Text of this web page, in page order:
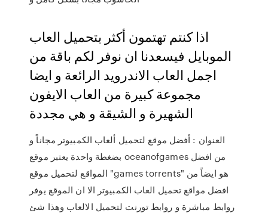
اذا كنتم تهتمون أكثر بتحميل العاب
الموبايل فيسعدنا ان نوفر لكم باقة من
اجمل العاب الاندرويد الرائعة و ايضا
مجموعة كبيرة من العاب الايفون
العنوان : أفضل موقع لتحميل ألعاب الكمبيوتر مجاناً و
بضغطة واحدة يعتبر موقع oceanofgames من افضل
المواقع لتحميل موقع "games torrents" هو ايضاً من
افضل مواقع تحميل العاب الكمبيوتر الا ان الموقع يوفر
روابط مباشرة و روابط تورنت لتحميل الالعاب وهذا شئ